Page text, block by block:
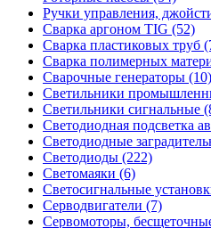
Ручки управления,
Сварка аргоном TIG (52)
Сварка пластиковых труб
Сварка полимерных
Сварочные генераторы (10)
Светильники
Светильники сигнальные
Светодиодная подсветка
Светодиодные
Светодиоды (222)
Светомаяки (6)
Светосигнальные
Серводвигатели (7)
Сервомоторы,